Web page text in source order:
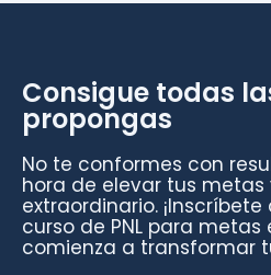
Consigue todas
propongas
No te conformes con
hora de elevar tus metas
extraordinario.
curso de PNL para
comienza a transformar